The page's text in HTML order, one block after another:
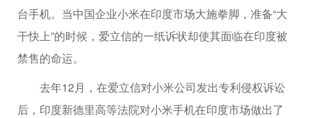
台手机。当中国企业小米在印度市场大施拳脚，准备“大
干快上”的时候，爱立信的一纸诉状却使其面临在印度被
禁售的命运。
去年12月，在爱立信对小米公司发出专利侵权诉讼
后，印度新德里高等法院对小米手机在印度市场做出了